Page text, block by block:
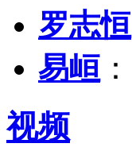
罗志恒
易峘 ：
视频